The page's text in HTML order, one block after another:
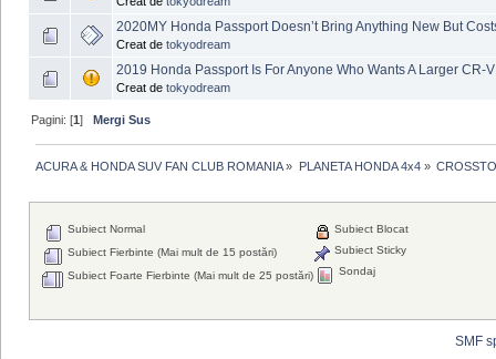
2020MY Honda Passport Doesn’t Bring Anything New But
Creat de tokyodream
2019 Honda Passport Is For Anyone Who Wants A Larger CR-V
Creat de tokyodream
Pagini: [1]Mergi Sus
ACURA & HONDA SUV FAN CLUB ROMANIA» PLANETA HONDA 4x4»
Subiect Normal
Subiect Fierbinte (Mai mult de 15 postări)
Subiect Foarte Fierbinte (Mai mult de 25 postări)
Subiect Blocat
Subiect Sticky
Sondaj
SMF